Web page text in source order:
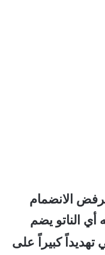
الانضمام
أي الناتو يضم
تهديداً كبيراً على